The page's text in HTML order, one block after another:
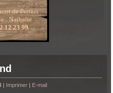
de Pertuis
: Nathalie
12 23 99
| Imprimer | E-mail